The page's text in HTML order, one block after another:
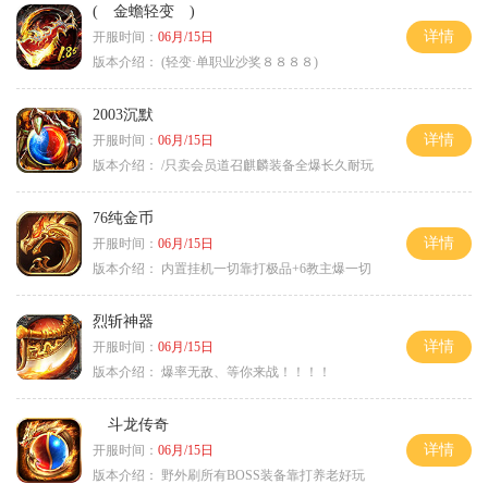
( 金蟾轻变 )
开服时间： 06月/15日
版本介绍： (轻变·单职业沙奖８８８８)
详情
2003沉默
开服时间： 06月/15日
版本介绍： /只卖会员道召麒麟装备全爆长久耐玩
详情
76纯金币
开服时间： 06月/15日
版本介绍：
内置挂机一切靠打极品+6教主爆一切
详情
烈斩神器
开服时间： 06月/15日
版本介绍： 爆率无敌、等你来战！！！！
详情
斗龙传奇
开服时间： 06月/15日
版本介绍：
野外刷所有BOSS装备靠打养老好玩
详情